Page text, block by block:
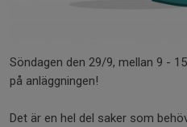
Söndagen den 29/9, mellan 9 -
på anläggningen!
Det är en hel del saker som